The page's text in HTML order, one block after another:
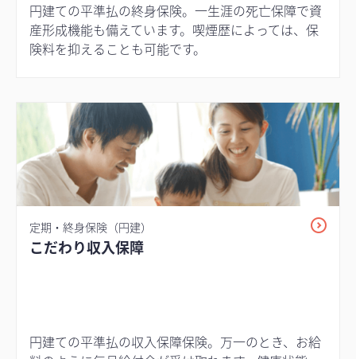
円建ての平準払の終身保険。一生涯の死亡保障で資
産形成機能も備えています。喫煙歴によっては、保
険料を抑えることも可能です。
定期・終身保険（円建）
こだわり収入保障
円建ての平準払の収入保障保険。万一のとき、お給